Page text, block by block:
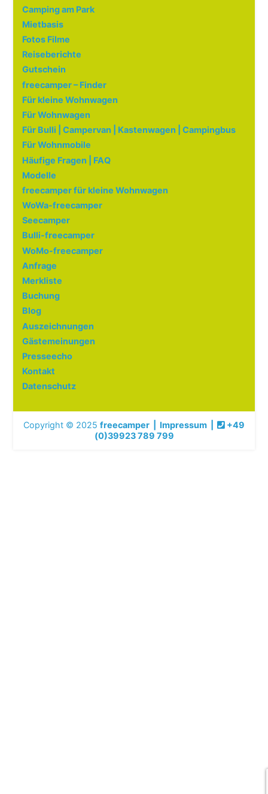
Camping am Park
Mietbasis
Fotos Filme
Reiseberichte
Gutschein
freecamper – Finder
Für kleine Wohnwagen
Für Wohnwagen
Für Bulli | Campervan | Kastenwagen | Campingbus
Für Wohnmobile
Häufige Fragen | FAQ
Modelle
freecamper für kleine Wohnwagen
WoWa-freecamper
Seecamper
Bulli-freecamper
WoMo-freecamper
Anfrage
Merkliste
Buchung
Blog
Auszeichnungen
Gästemeinungen
Presseecho
Kontakt
Datenschutz
Copyright © 2025 freecamper Impressum
+49
(0)39923 789 799